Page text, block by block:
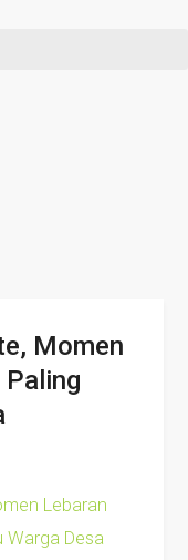
Momen
Paling